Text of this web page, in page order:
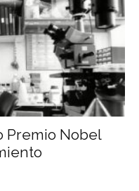
Premio Nobel